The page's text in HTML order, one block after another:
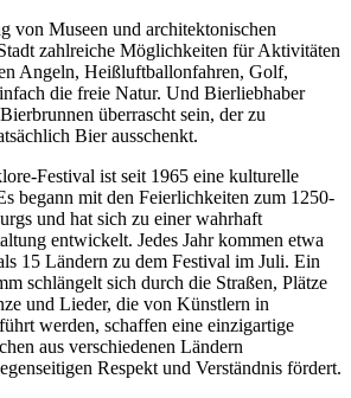
von Museen und architektonischen
zahlreiche Möglichkeiten für Aktivitäten
Angeln, Heißluftballonfahren, Golf,
die freie Natur. Und Bierliebhaber
überrascht sein, der zu
Bier ausschenkt.
Festival ist seit 1965 eine kulturelle
begann mit den Feierlichkeiten zum 1250-
und hat sich zu einer wahrhaft
entwickelt. Jedes Jahr kommen etwa
15 Ländern zu dem Festival im Juli. Ein
schlängelt sich durch die Straßen, Plätze
und Lieder, die von Künstlern in
werden, schaffen eine einzigartige
aus verschiedenen Ländern
Respekt und Verständnis fördert.